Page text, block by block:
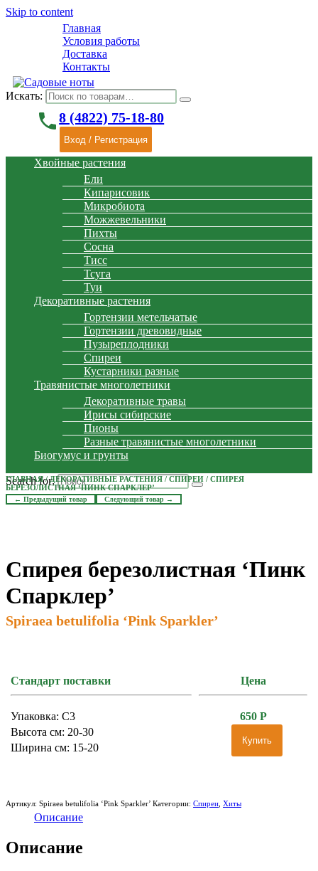
Skip to content
Главная
Условия работы
Доставка
Контакты
Искать:
phone8 (4822) 75-18-80
Вход / Регистрация
Хвойные растения
Ели
Кипарисовик
Микробиота
Можжевельники
Пихты
Сосна
Тисс
Тсуга
Туи
Декоративные растения
Гортензии метельчатые
Гортензии древовидные
Пузыреплодники
Спиреи
Кустарники разные
Травянистые многолетники
Декоративные травы
Ирисы сибирские
Пионы
Разные травянистые многолетники
Биогумус и грунты
Search for:
ГЛАВНАЯ/ДЕКОРАТИВНЫЕ РАСТЕНИЯ / СПИРЕИ / СПИРЕЯ
БЕРЕЗОЛИСТНАЯ ‘ПИНК СПАРКЛЕР’
← Предыдущий товар Следующий товар →
Спирея березолистная ‘Пинк
Спарклер’
Spiraea betulifolia ‘Pink Sparkler’
Стандарт поставки Цена
Упаковка: С3
Высота см: 20-30
Ширина см: 15-20
650 Р
Купить
Артикул: Spiraea betulifolia ‘Pink Sparkler’ Категории: Спиреи, Хиты
Описание
Описание